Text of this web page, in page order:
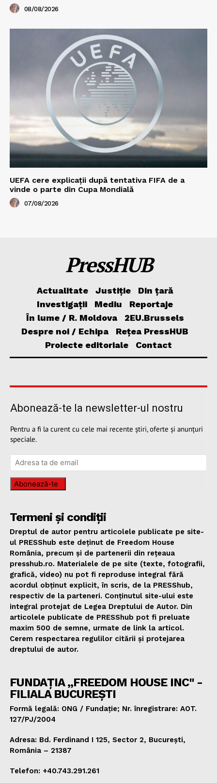
08/08/2026
UEFA cere explicații după tentativa FIFA de a
vinde o parte din Cupa Mondială
07/08/2026
PressHUB
Actualitate Justiție
Din țară
Investigații
Mediu
Reportaje
În lume / R. Moldova
2EU.Brussels
Despre noi / Echipa
Rețea PressHUB
Proiecte editoriale
Contact
Abonează-te la newsletter-ul nostru
Pentru a fi la curent cu cele mai recente știri, oferte și anunțuri
speciale.
Abonează-te
Termeni și condiții
Dreptul de autor pentru articolele publicate pe site-
ul PRESShub este deținut de Freedom House
România, precum și de partenerii din rețeaua
presshub.ro. Materialele de pe site (texte, fotografii,
grafică, video) nu pot fi reproduse integral fără
acordul obținut explicit, în scris, de la PRESShub,
respectiv de la parteneri. Conținutul site-ului este
integral protejat de Legea Dreptului de Autor. Din
articolele publicate de PRESShub pot fi preluate
maxim 500 de semne, urmate de link la articol.
Cerem respectarea regulilor citării și protejarea
dreptului de autor.
FUNDAȚIA „FREEDOM HOUSE INC" -
FILIALA BUCUREȘTI
Formă legală: ONG / Fundație; Nr. înregistrare: AOT.
127/PJ/2004
Adresa: Bd. Ferdinand I 125, Sector 2, București,
România – 21387
Telefon: +40.743.291.261